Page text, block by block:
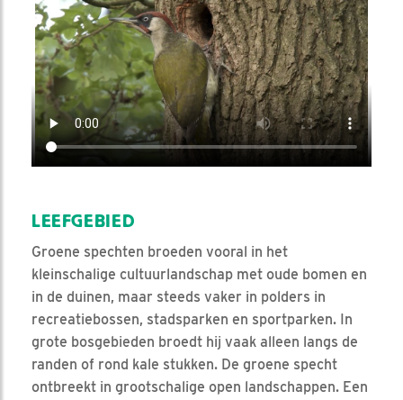
LEEFGEBIED
Groene spechten broeden vooral in het
kleinschalige cultuurlandschap met oude bomen en
in de duinen, maar steeds vaker in polders in
recreatiebossen, stadsparken en sportparken. In
grote bosgebieden broedt hij vaak alleen langs de
randen of rond kale stukken. De groene specht
ontbreekt in grootschalige open landschappen. Een